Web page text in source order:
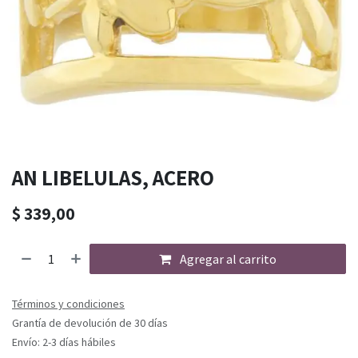
AN LIBELULAS, ACERO
$339,00
Agregar al carrito
Términos y condiciones
Grantía de devolución de 30 días
Envío: 2-3 días hábiles